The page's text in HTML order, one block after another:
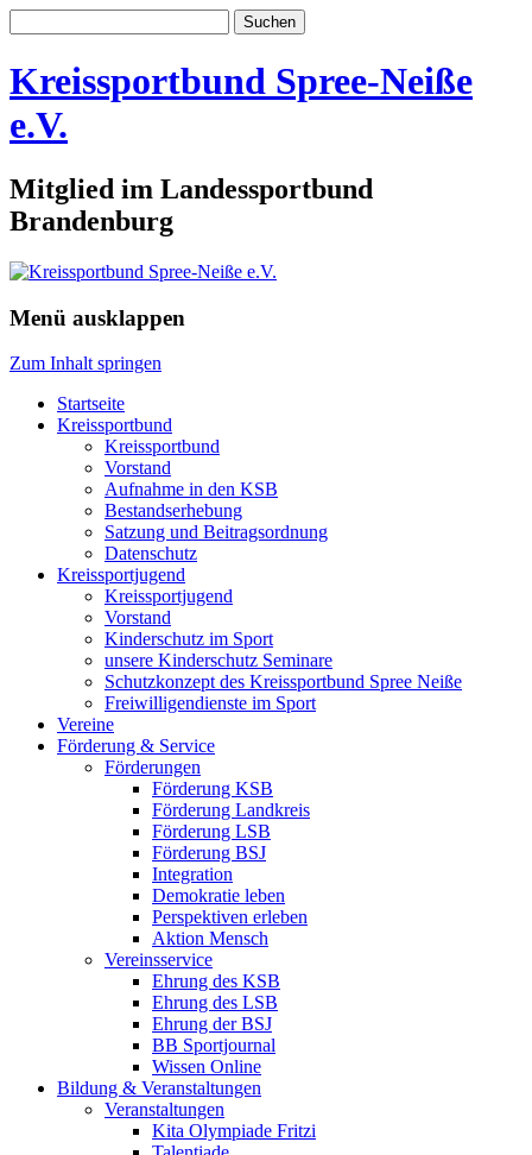
nach:
Kreissportbund Spree-Neiße
e.V.
Mitglied im Landessportbund
Brandenburg
Menü ausklappen
Zum Inhalt springen
Startseite
Kreissportbund
Kreissportbund
Vorstand
Aufnahme in den KSB
Bestandserhebung
Satzung und Beitragsordnung
Datenschutz
Kreissportjugend
Kreissportjugend
Vorstand
Kinderschutz im Sport
unsere Kinderschutz Seminare
Schutzkonzept des Kreissportbund Spree Neiße
Freiwilligendienste im Sport
Vereine
Förderung & Service
Förderungen
Förderung KSB
Förderung Landkreis
Förderung LSB
Förderung BSJ
Integration
Demokratie leben
Perspektiven erleben
Aktion Mensch
Vereinsservice
Ehrung des KSB
Ehrung des LSB
Ehrung der BSJ
BB Sportjournal
Wissen Online
Bildung & Veranstaltungen
Veranstaltungen
Kita Olympiade Fritzi